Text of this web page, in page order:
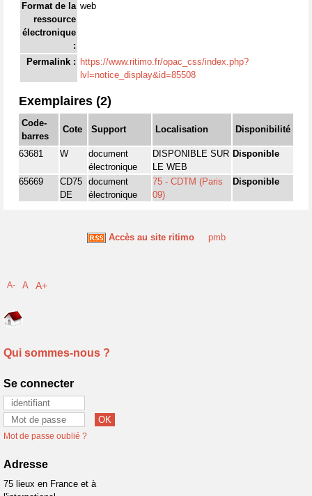
Format de la
ressource
électronique
:
web
Permalink : https://www.ritimo.fr/opac_css/index.php?
lvl=notice_display&id=85508
Exemplaires (2)
Code-
barres
Cote Support Localisation Disponibilité
63681 W
document
électronique
DISPONIBLE SUR
LE WEB
Disponible
65669
CD75
DE
document
électronique
75 - CDTM (Paris
09)
Disponible
Accès au site ritimo pmb
A- A A+
Qui sommes-nous ?
Se connecter
Mot de passe oublié ?
Adresse
75 lieux en France et à